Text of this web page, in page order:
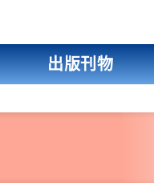
出版刊物